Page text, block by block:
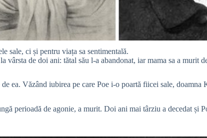
sale, ci și pentru viața sa sentimentală.
de doi ani: tătal său l-a abandonat, iar mama sa a murit
ea. Văzând iubirea pe care Poe i-o poartă fiicei sale,
perioadă de agonie, a murit. Doi ani mai târziu a decedat și